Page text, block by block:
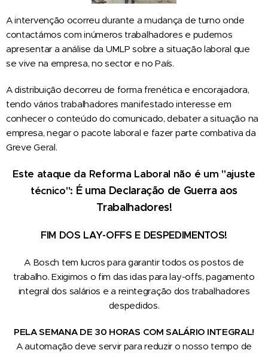
A intervenção ocorreu durante a mudança de turno onde
contactámos com inúmeros trabalhadores e pudemos
apresentar a análise da UMLP sobre a situação laboral que
se vive na empresa, no sector e no País.
A distribuição decorreu de forma frenética e encorajadora,
tendo vários trabalhadores manifestado interesse em
conhecer o conteúdo do comunicado, debater a situação na
empresa, negar o pacote laboral e fazer parte combativa da
Greve Geral.
Este ataque da Reforma Laboral não é um "ajuste
técnico": É uma Declaração de Guerra aos
Trabalhadores!
FIM DOS LAY-OFFS E DESPEDIMENTOS!
A Bosch tem lucros para garantir todos os postos de
trabalho. Exigimos o fim das idas para lay-offs, pagamento
integral dos salários e a reintegração dos trabalhadores
despedidos.
PELA SEMANA DE 30 HORAS COM SALÁRIO INTEGRAL!
A automação deve servir para reduzir o nosso tempo de